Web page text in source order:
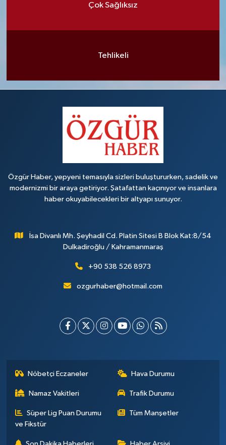
Çok Sağlıksız
Tehlikeli
Özgür Haber, yepyeni temasıyla sizleri buluştururken, sadelik ve
modernizmi bir araya getiriyor. Şatafattan kaçınıyor ve insanlara
haber okuyabilecekleri bir altyapı sunuyor.
İsa Divanlı Mh. Şeyhadil Cd. Platin Sitesi B Blok Kat:8/54
Dulkadiroğlu / Kahramanmaraş
+90 538 526 8973
ozgurhaber@hotmail.com
Nöbetçi Eczaneler Hava Durumu
Namaz Vakitleri Trafik Durumu
Süper Lig Puan Durumu
ve Fikstür
Tüm Manşetler